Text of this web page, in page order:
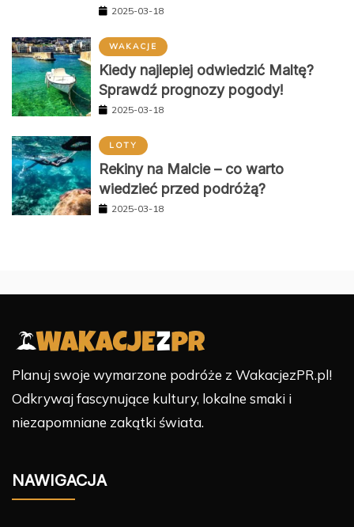
2025-03-18
WAKACJE
Kiedy najlepiej odwiedzić Maltę?
Sprawdź prognozy pogody!
2025-03-18
LOTY
Rekiny na Malcie – co warto
wiedzieć przed podróżą?
2025-03-18
Planuj swoje wymarzone podróże z WakacjezPR.pl!
Odkrywaj fascynujące kultury, lokalne smaki i
niezapomniane zakątki świata.
NAWIGACJA